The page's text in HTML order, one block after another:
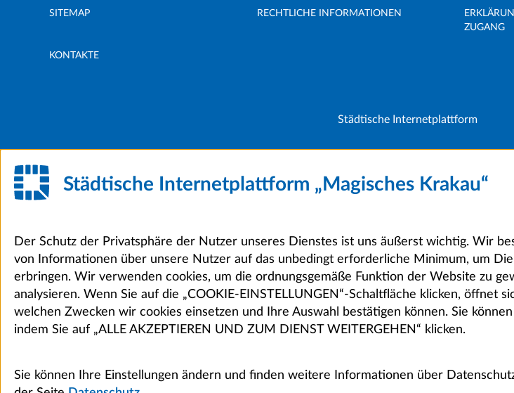
SITEMAP RECHTLICHE INFORMATIONEN
ZUGANG
KONTAKTE
Städtische Internetplattform
Städtische Internetplattform „Magisches Krakau“
Der Schutz der Privatsphäre der Nutzer unseres Dienstes ist uns äußerst wichtig. Wir
von Informationen über unsere Nutzer auf das unbedingt erforderliche Minimum, um
erbringen. Wir verwenden cookies, um die ordnungsgemäße Funktion der Website zu
analysieren. Wenn Sie auf die „COOKIE-EINSTELLUNGEN“-Schaltfläche klicken, öffnet
welchen Zwecken wir cookies einsetzen und Ihre Auswahl bestätigen können. Sie
indem Sie auf „ALLE AKZEPTIEREN UND ZUM DIENST WEITERGEHEN“ klicken.
Sie können Ihre Einstellungen ändern und finden weitere Informationen über